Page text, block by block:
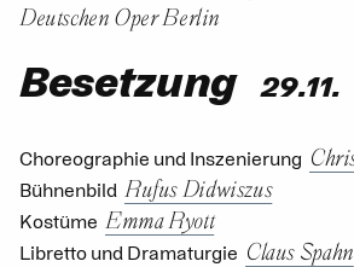
Deutschen Oper Berlin
Besetzung 29.11.
Choreographie und Inszenierung
Bühnenbild Rufus Didwiszus
Kostüme Emma Ryott
Libretto und Dramaturgie Claus Spahn